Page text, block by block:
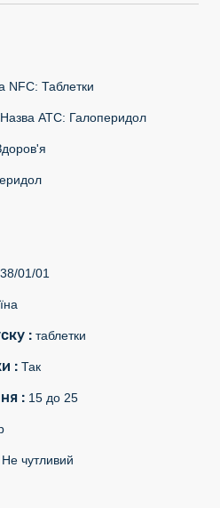
NFC: Таблетки
АТС: Галоперидол
01/01
: таблетки
: Так
: 15 до 25
Не чутливий